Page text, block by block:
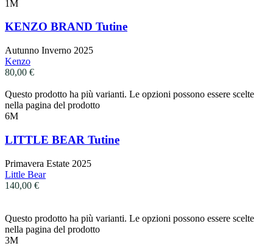
1M
KENZO BRAND Tutine
Autunno Inverno 2025
Kenzo
80,00 €
Questo prodotto ha più varianti. Le opzioni possono essere scelte
nella pagina del prodotto
6M
LITTLE BEAR Tutine
Primavera Estate 2025
Little Bear
140,00 €
Questo prodotto ha più varianti. Le opzioni possono essere scelte
nella pagina del prodotto
3M